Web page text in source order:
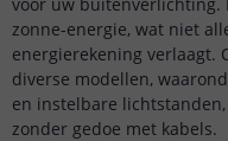
zonne-energie, wat niet
energierekening verlaagt.
diverse modellen,
en instelbare
zonder gedoe met kabels.